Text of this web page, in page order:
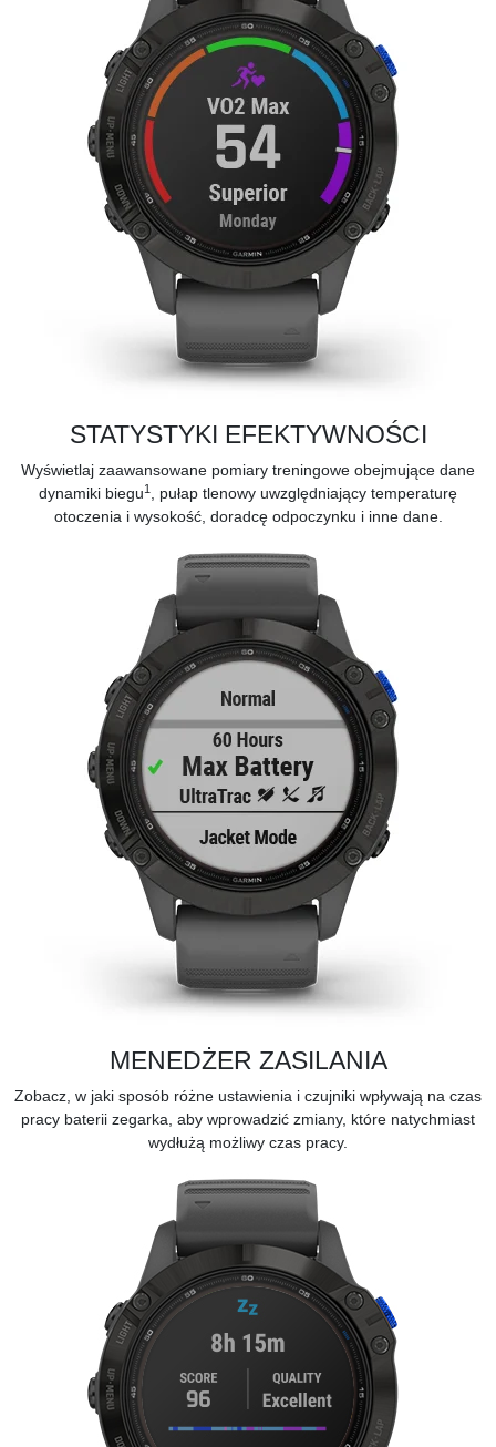
STATYSTYKI EFEKTYWNOŚCI
Wyświetlaj zaawansowane pomiary treningowe obejmujące dane
dynamiki biegu1
, pułap tlenowy uwzględniający temperaturę
otoczenia i wysokość, doradcę odpoczynku i inne dane.
MENEDŻER ZASILANIA
Zobacz, w jaki sposób różne ustawienia i czujniki wpływają na czas
pracy baterii zegarka, aby wprowadzić zmiany, które natychmiast
wydłużą możliwy czas pracy.